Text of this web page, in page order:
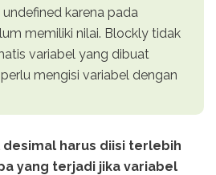
karena pada
memiliki nilai. Blockly tidak
variabel yang dibuat
mengisi variabel dengan
desimal harus diisi terlebih
yang terjadi jika variabel